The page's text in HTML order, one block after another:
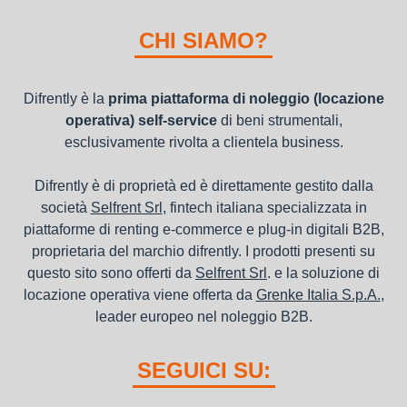
nel bilancio, poiché i canoni vengono considerati un servizio. I
canoni di noleggio sono deducibili ai fini IRES e IRAP
CHI SIAMO?
Difrently è la prima piattaforma di noleggio (locazione
operativa) self-servicedi beni strumentali,
esclusivamente rivolta a clientela business.
Difrently è di proprietà ed è direttamente gestito dalla
società Selfrent Srl , fintech italiana specializzata in
piattaforme di renting e-commerce e plug-in digitali B2B,
proprietaria del marchio difrently. I prodotti presenti su
questo sito sono offerti da Selfrent Srl . e la soluzione di
locazione operativa viene offerta da Grenke Italia S.p.A.,
leader europeo nel noleggio B2B.
SEGUICI SU: